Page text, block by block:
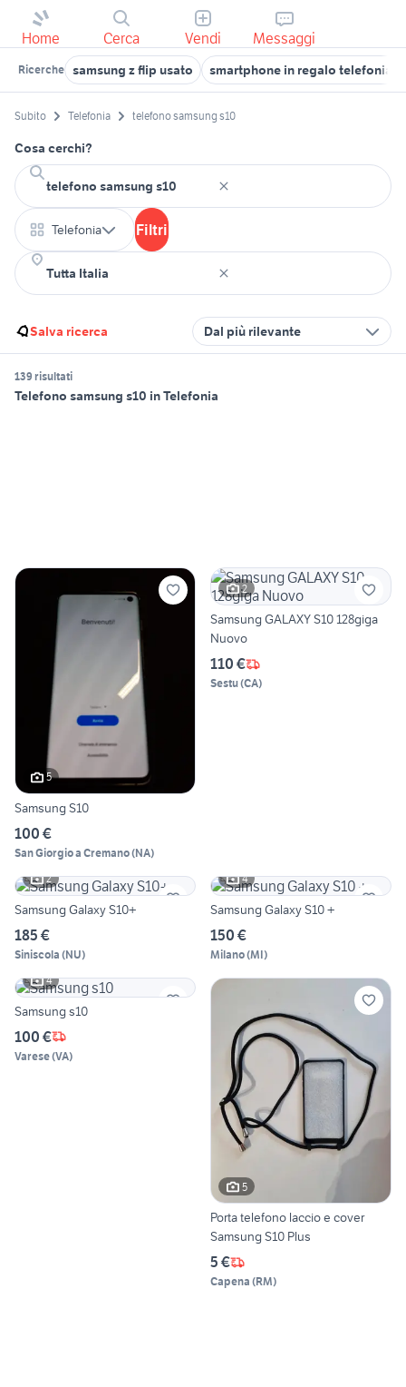
Home Cerca Vendi Messaggi
Ricerche samsung z flip usato smartphone in regalo telefonia
Subito Telefonia telefono samsung s10
Cosa cerchi?
Telefonia Filtri
Salva ricerca Dal più rilevante
139 risultati
Telefono samsung s10 in Telefonia
5
Samsung S10
100 €
San Giorgio a Cremano(NA)
2
Samsung GALAXY S10 128giga
Nuovo
110 €
Sestu(CA)
2
Samsung Galaxy S10+
185 €
Siniscola (NU)
4
Samsung Galaxy S10 +
150 €
Milano(MI)
4
Samsung s10
100 €
Varese(VA)
5
Porta telefono laccio e cover
Samsung S10 Plus
5 €
Capena (RM)